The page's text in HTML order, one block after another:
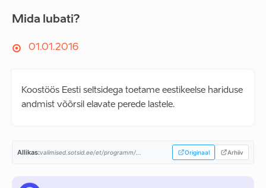
Mida lubati?
01.01.2016
Koostöös Eesti seltsidega toetame eestikeelse hariduse
andmist võõrsil elavate perede lastele.
Allikas:valimised.sotsid.ee/et/programm/... Originaal Arhiiv